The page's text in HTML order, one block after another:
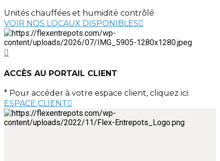
Unités chauffées et humidité contrôlé
VOIR NOS LOCAUX DISPONIBLES
ACCÈS AU PORTAIL CLIENT
* Pour accéder à votre espace client, cliquez ici.
ESPACE CLIENT